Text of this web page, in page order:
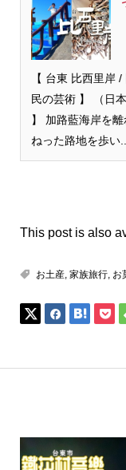
【 台東 比西里岸
民の芸術 】 （日
】 加路藍海岸を
ねった路地を歩い
This post is also
お土産, 家族旅行, お